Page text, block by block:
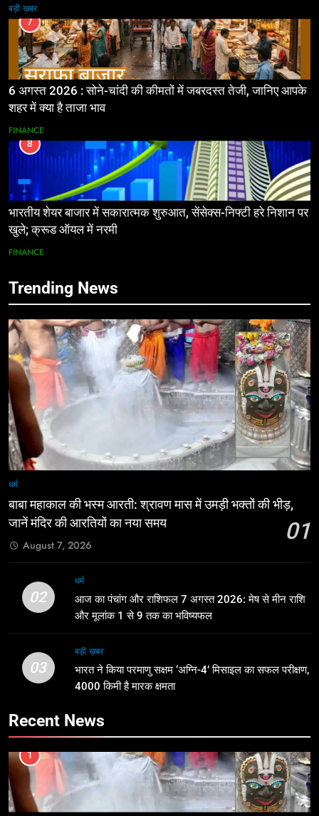
बड़ी ख़बर
7
6 अगस्त 2026 : सोने-चांदी की कीमतों में जबरदस्त तेजी, जानिए आपके
शहर में क्या है ताजा भाव
FINANCE
8
भारतीय शेयर बाजार में सकारात्मक शुरुआत, सेंसेक्स-निफ्टी हरे निशान पर
खुले; क्रूड ऑयल में नरमी
FINANCE
Trending News
धर्म
बाबा महाकाल की भस्म आरती: श्रावण मास में उमड़ी भक्तों की भीड़,
जानें मंदिर की आरतियों का नया समय
01
August 7, 2026
02
धर्म
आज का पंचांग और राशिफल 7 अगस्त 2026: मेष से मीन राशि
और मूलांक 1 से 9 तक का भविष्यफल
03
बड़ी ख़बर
भारत ने किया परमाणु सक्षम ‘अग्नि-4’ मिसाइल का सफल परीक्षण,
4000 किमी है मारक क्षमता
Recent News
1